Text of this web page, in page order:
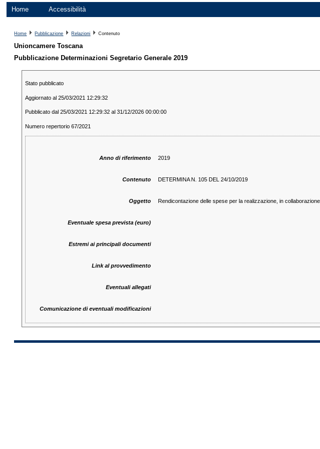
Home Accessibilità
Home Pubblicazione Relazioni Contenuto
Unioncamere Toscana
Pubblicazione Determinazioni Segretario Generale 2019
Stato pubblicato
Aggiornato al 25/03/2021 12:29:32
Pubblicato dal 25/03/2021 12:29:32 al 31/12/2026 00:00:00
Numero repertorio 67/2021
Anno di riferimento 2019
Contenuto DETERMINA N. 105 DEL 24/10/2019
Oggetto Rendicontazione delle spese per la realizzazione, in
Eventuale spesa prevista (euro)
Estremi ai principali documenti
Link al provvedimento
Eventuali allegati
Comunicazione di eventuali modificazioni